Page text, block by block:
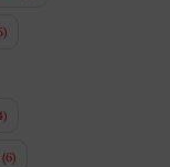
(6)